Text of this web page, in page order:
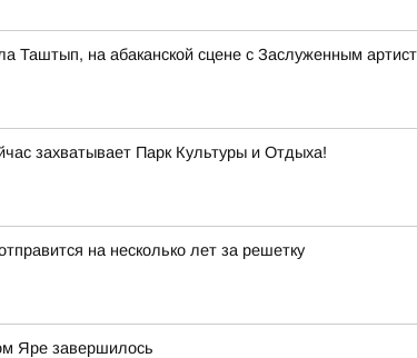
Таштып, на абаканской сцене с Заслуженным
захватывает Парк Культуры и Отдыха!
на несколько лет за решетку
Яре завершилось